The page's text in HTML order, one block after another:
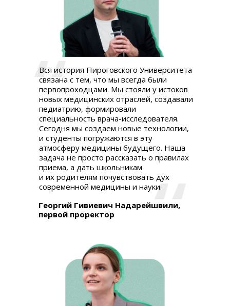
Георгий Гивиевич Надарейшвили,
первой проректор
Вся история Пироговского Университета
связана с тем, что мы всегда были
первопроходцами. Мы стояли у истоков
новых медицинских отраслей, создавали
педиатрию, формировали
специальность врача-исследователя.
Сегодня мы создаем новые технологии,
и студенты погружаются в эту
атмосферу медицины будущего. Наша
задача не просто рассказать о правилах
приема, а дать школьникам
и их родителям почувствовать дух
современной медицины и науки.